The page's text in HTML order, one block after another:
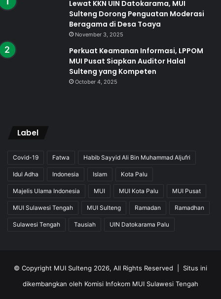
Lewat KKN UIN Datokarama, MUI
Sulteng Dorong Penguatan Moderasi
Beragama di Desa Toaya
November 3, 2025
Perkuat Keamanan Informasi, LPPOM
MUI Pusat Siapkan Auditor Halal
Sulteng yang Kompeten
October 4, 2025
Label
Covid-19 Fatwa Habib Sayyid Ali Bin Muhammad Aljufri
Idul Adha Indonesia Islam Kota Palu
Majelis Ulama Indonesia MUI MUI Kota Palu MUI Pusat
MUI Sulawesi Tengah MUI Sulteng Ramadan Ramadhan
Sulawesi Tengah Tausiah UIN Datokarama Palu
© Copyright MUI Sulteng 2026, All Rights Reserved | Situs ini
dikembangkan oleh Komisi Infokom MUI Sulawesi Tengah